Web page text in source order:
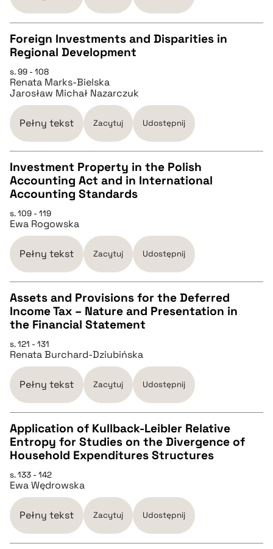
pobierz cytat
CZYSTY TEKST
pobierz cytat
pobierz cytat
Foreign Investments and Disparities in
Regional Development
s. 99 - 108
Renata Marks-Bielska
Jarosław Michał Nazarczuk
Pełny tekst Zacytuj Udostępnij
CZYSTY TEKST
pobierz cytat
BIBTEX
pobierz cytat
Investment Property in the Polish
Accounting Act and in International
Accounting Standards
s. 109 - 119
Ewa Rogowska
Pełny tekst Zacytuj Udostępnij
CZYSTY TEKST
pobierz cytat
BIBTEX
pobierz cytat
Assets and Provisions for the Deferred
Income Tax – Nature and Presentation in
the Financial Statement
s. 121 - 131
Renata Burchard-Dziubińska
Pełny tekst Zacytuj Udostępnij
CZYSTY TEKST
pobierz cytat
BIBTEX
Application of Kullback-Leibler Relative
Entropy for Studies on the Divergence of
Household Expenditures Structures
s. 133 - 142
Ewa Wędrowska
Pełny tekst Zacytuj Udostępnij